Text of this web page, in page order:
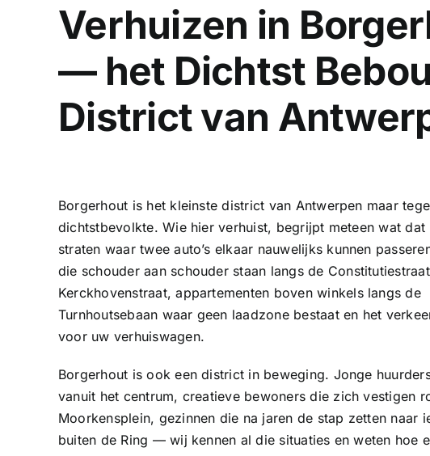
Verhuizen in
— het Dichtst
District van
Borgerhout is het kleinste district van Antwerpen maar
dichtstbevolkte. Wie hier verhuist, begrijpt meteen wat dat
straten waar twee auto’s elkaar nauwelijks kunnen
die schouder aan schouder staan langs de
Kerckhovenstraat, appartementen boven winkels langs de
Turnhoutsebaan waar geen laadzone bestaat en het
voor uw verhuiswagen.
Borgerhout is ook een district in beweging. Jonge
vanuit het centrum, creatieve bewoners die zich vestigen
Moorkensplein, gezinnen die na jaren de stap zetten naar
buiten de Ring — wij kennen al die situaties en weten hoe